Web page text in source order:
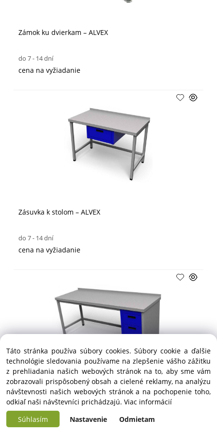
Zámok ku dvierkam – ALVEX
do 7 - 14 dní
cena na vyžiadanie
Zásuvka k stolom – ALVEX
do 7 - 14 dní
cena na vyžiadanie
Zásuvkový blok – ALVEX
do 7 - 14 dní
cena na vyžiadanie
Táto stránka používa súbory cookies. Súbory cookie a ďalšie
technológie sledovania používame na zlepšenie vášho zážitku
z prehliadania našich webových stránok na to, aby sme vám
zobrazovali prispôsobený obsah a cielené reklamy, na analýzu
návštevnosti našich webových stránok a na pochopenie toho,
odkiaľ naši návštevníci prichádzajú. Viac informácií
Súhlasím
Nastavenie Odmietam